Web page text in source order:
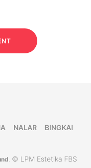
NALAR
BINGKAI
. © LPM Estetika FBS